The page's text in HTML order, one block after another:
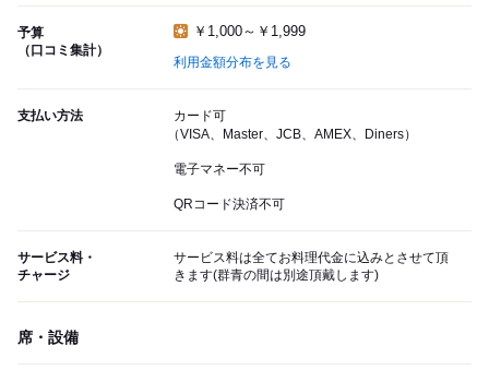
予算
（口コミ集計）
￥1,000～￥1,999
利用金額分布を見る
支払い方法
カード可
（VISA、Master、JCB、AMEX、Diners）
電子マネー不可
QRコード決済不可
サービス料・
チャージ
サービス料は全てお料理代金に込みとさせて頂
きます(群青の間は別途頂戴します)
席・設備